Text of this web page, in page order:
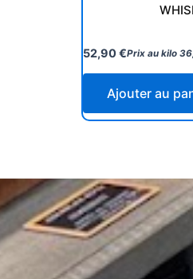
52,90€Prix au kilo
Ajouter au